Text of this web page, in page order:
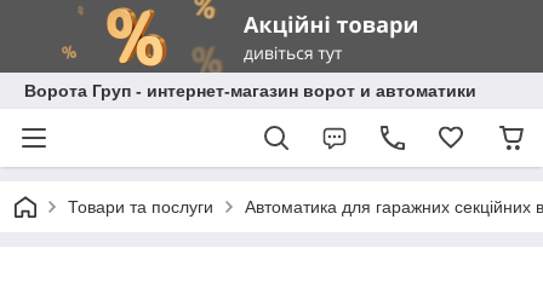
Ворота Груп - интернет-магазин ворот и автоматики
Товари та послуги Автоматика для гаражних секційних